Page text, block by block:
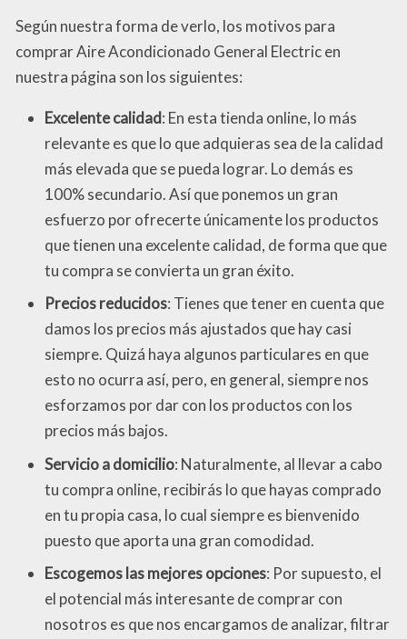
Según nuestra forma de verlo, los motivos para
comprar Aire Acondicionado General Electric en
nuestra página son los siguientes:
Excelente calidad: En esta tienda online, lo más
relevante es que lo que adquieras sea de la calidad
más elevada que se pueda lograr. Lo demás es
100% secundario. Así que ponemos un gran
esfuerzo por ofrecerte únicamente los productos
que tienen una excelente calidad, de forma que que
tu compra se convierta un gran éxito.
Precios reducidos: Tienes que tener en cuenta que
damos los precios más ajustados que hay casi
siempre. Quizá haya algunos particulares en que
esto no ocurra así, pero, en general, siempre nos
esforzamos por dar con los productos con los
precios más bajos.
Servicio a domicilio: Naturalmente, al llevar a cabo
tu compra online, recibirás lo que hayas comprado
en tu propia casa, lo cual siempre es bienvenido
puesto que aporta una gran comodidad.
Escogemos las mejores opciones: Por supuesto, el
el potencial más interesante de comprar con
nosotros es que nos encargamos de analizar, filtrar